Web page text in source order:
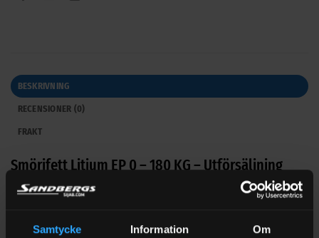
Samtycke Information Om
BESKRIVNING
RECENSIONER (0)
FRAKT
Smörjfett Litium EP 0 – 180 KG – Utförsäljning
Smörjfett EP 0 är ett högkvalitativt litiumbaserat smörjfett
smörjning av hjullager på transportfordon samt som allmänt